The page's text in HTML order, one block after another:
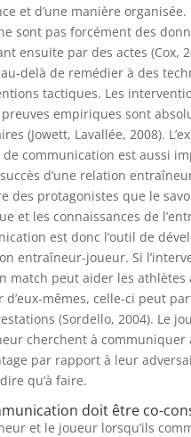
et d’une manière organisée.
sont pas forcément des
ensuite par des actes (Cox,
delà de remédier à des
tactiques. Les
empiriques sont
(Jowett, Lavallée, 2008).
de communication est aussi
d’une relation
des protagonistes que le
et les connaissances de
est donc l’outil de
entraîneur-joueur. Si
match peut aider les athlètes
d’eux-mêmes, celle-ci peut
(Sordello, 2004). Le
cherchent à communiquer
par rapport à leur
qu’à faire.
doit être co-
et le joueur lorsqu’ils